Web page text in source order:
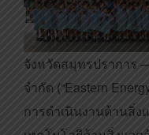
จังหวัดสมุทรปราการ
จำกัด (“Eastern
การดำเนินงานด้านสิ่ง